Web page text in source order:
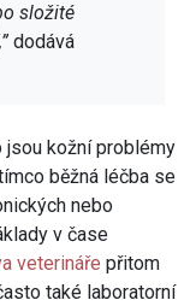
složité
dodává
jsou kožní problémy
běžná léčba se
nebo
v čase
veterináře přitom
také laboratorní